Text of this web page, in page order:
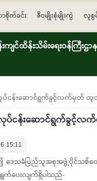
စိုက်ခင်း ဇီဝမျိုးစုံမျိုးကွဲ လူစွ
ထိန်းသိမ်းရေးဝန်ကြီးဌာန
ငန်းဆောင်ရွက်ခွင့်လက်မှတ် ထု
ငန်းဆောင်ရွက်ခွင့်လ
15:11
ဒေသခံပြည်သူအစုအဖွဲ့ပိုင်သစ်တ
က်ပေးလျက်ရှိပါသည်-